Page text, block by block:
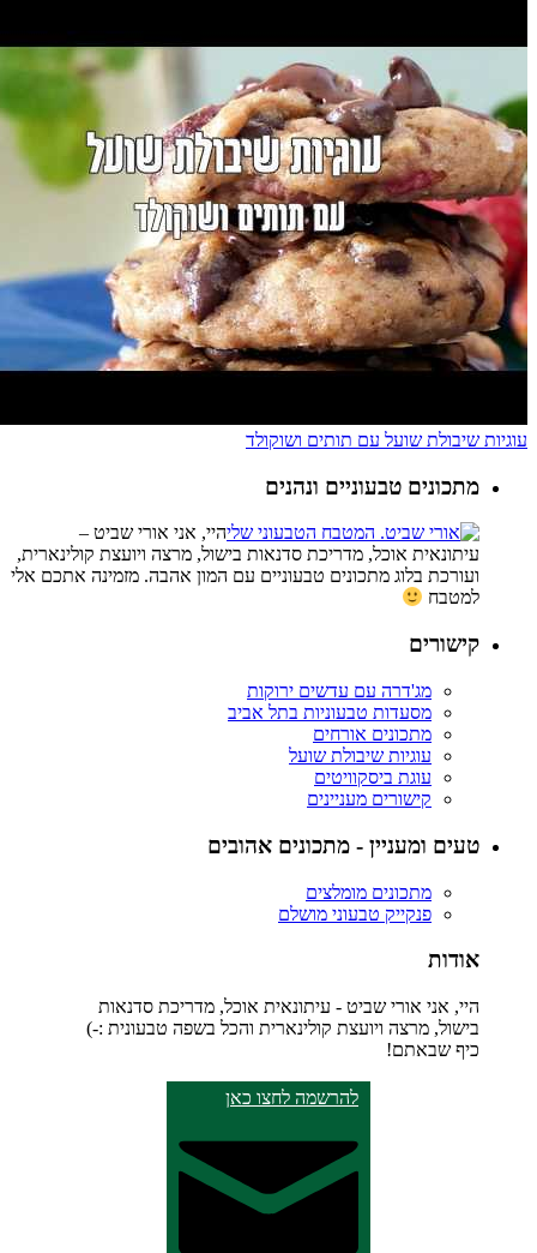
עוגיות שיבולת שועל עם תותים ושוקולד
מתכונים טבעוניים ונהנים
היי, אני אורי שביט –
עיתונאית אוכל, מדריכת סדנאות בישול, מרצה ויועצת קולינארית,
ועורכת בלוג מתכונים טבעוניים עם המון אהבה. מזמינה אתכם אלי
למטבח
קישורים
מג'דרה עם עדשים ירוקות
מסעדות טבעוניות בתל אביב
מתכונים אורחים
עוגיות שיבולת שועל
עוגת ביסקוויטים
קישורים מעניינים
טעים ומעניין - מתכונים אהובים
מתכונים מומלצים
פנקייק טבעוני מושלם
אודות
היי, אני אורי שביט - עיתונאית אוכל, מדריכת סדנאות
בישול, מרצה ויועצת קולינארית והכל בשפה טבעונית :-)
כיף שבאתם!
להרשמה לחצו כאן